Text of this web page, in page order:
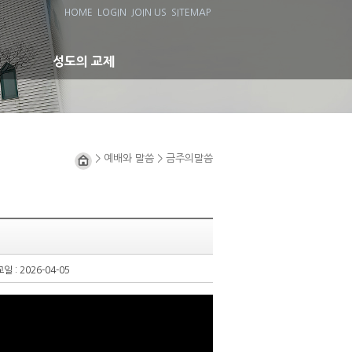
HOME LOGIN JOIN US SITEMAP
성도의 교제
> 예배와 말씀 > 금주의말씀
일 : 2026-04-05